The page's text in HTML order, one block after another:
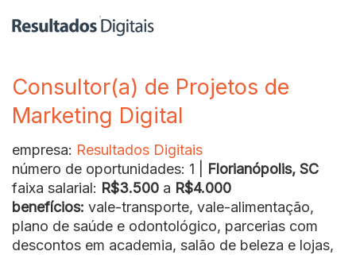
Consultor(a) de Projetos de
Marketing Digital
empresa: Resultados Digitais
número de oportunidades: 1 | Florianópolis, SC
faixa salarial: R$3.500 a R$4.000
benefícios: vale-transporte, vale-alimentação,
plano de saúde e odontológico, parcerias com
descontos em academia, salão de beleza e lojas,